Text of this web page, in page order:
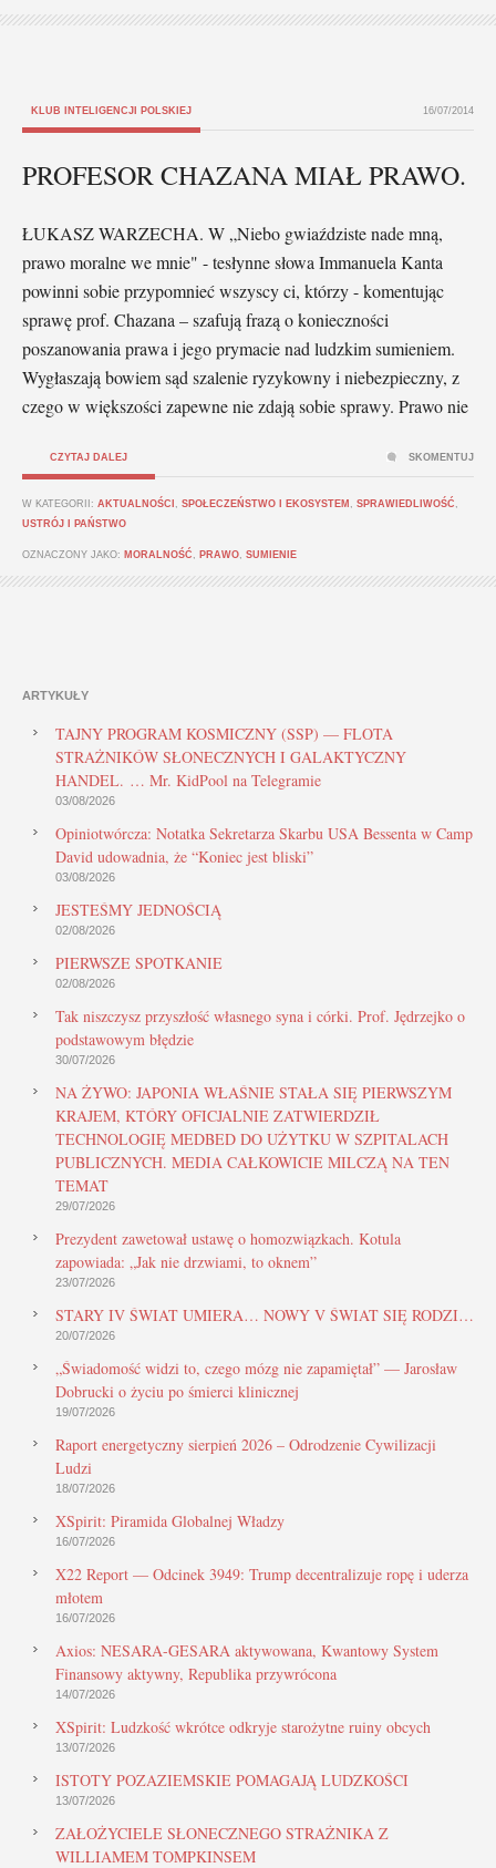
KLUB INTELIGENCJI POLSKIEJ 16/07/2014
PROFESOR CHAZANA MIAŁ PRAWO.
ŁUKASZ WARZECHA. W „Niebo gwiaździste nade mną,
prawo moralne we mnie" - tesłynne słowa Immanuela Kanta
powinni sobie przypomnieć wszyscy ci, którzy - komentując
sprawę prof. Chazana – szafują frazą o konieczności
poszanowania prawa i jego prymacie nad ludzkim sumieniem.
Wygłaszają bowiem sąd szalenie ryzykowny i niebezpieczny, z
czego w większości zapewne nie zdają sobie sprawy. Prawo nie
CZYTAJ DALEJ
W KATEGORII: AKTUALNOŚCI SPOŁECZEŃSTWO I EKOSYSTEM SPRAWIEDLIWOŚĆ
USTRÓJ I PAŃSTWO
OZNACZONY JAKO: MORALNOŚĆ PRAWO SUMIENIE
SKOMENTUJ
ARTYKUŁY
TAJNY PROGRAM KOSMICZNY (SSP) — FLOTA
STRAŻNIKÓW SŁONECZNYCH I GALAKTYCZNY
HANDEL. … Mr. KidPool na Telegramie
03/08/2026
Opiniotwórcza: Notatka Sekretarza Skarbu USA Bessenta w Camp
David udowadnia, że “Koniec jest bliski”
03/08/2026
JESTEŚMY JEDNOŚCIĄ
02/08/2026
PIERWSZE SPOTKANIE
02/08/2026
Tak niszczysz przyszłość własnego syna i córki. Prof. Jędrzejko o
podstawowym błędzie
30/07/2026
NA ŻYWO: JAPONIA WŁAŚNIE STAŁA SIĘ PIERWSZYM
KRAJEM, KTÓRY OFICJALNIE ZATWIERDZIŁ
TECHNOLOGIĘ MEDBED DO UŻYTKU W SZPITALACH
PUBLICZNYCH. MEDIA CAŁKOWICIE MILCZĄ NA TEN
TEMAT
29/07/2026
Prezydent zawetował ustawę o homozwiązkach. Kotula
zapowiada: „Jak nie drzwiami, to oknem”
23/07/2026
STARY IV ŚWIAT UMIERA… NOWY V ŚWIAT SIĘ RODZI…
20/07/2026
„Świadomość widzi to, czego mózg nie zapamiętał” — Jarosław
Dobrucki o życiu po śmierci klinicznej
19/07/2026
Raport energetyczny sierpień 2026 – Odrodzenie Cywilizacji
Ludzi
18/07/2026
XSpirit: Piramida Globalnej Władzy
16/07/2026
X22 Report — Odcinek 3949: Trump decentralizuje ropę i uderza
młotem
16/07/2026
Axios: NESARA-GESARA aktywowana, Kwantowy System
Finansowy aktywny, Republika przywrócona
14/07/2026
XSpirit: Ludzkość wkrótce odkryje starożytne ruiny obcych
13/07/2026
ISTOTY POZAZIEMSKIE POMAGAJĄ LUDZKOŚCI
13/07/2026
ZAŁOŻYCIELE SŁONECZNEGO STRAŻNIKA Z
WILLIAMEM TOMPKINSEM